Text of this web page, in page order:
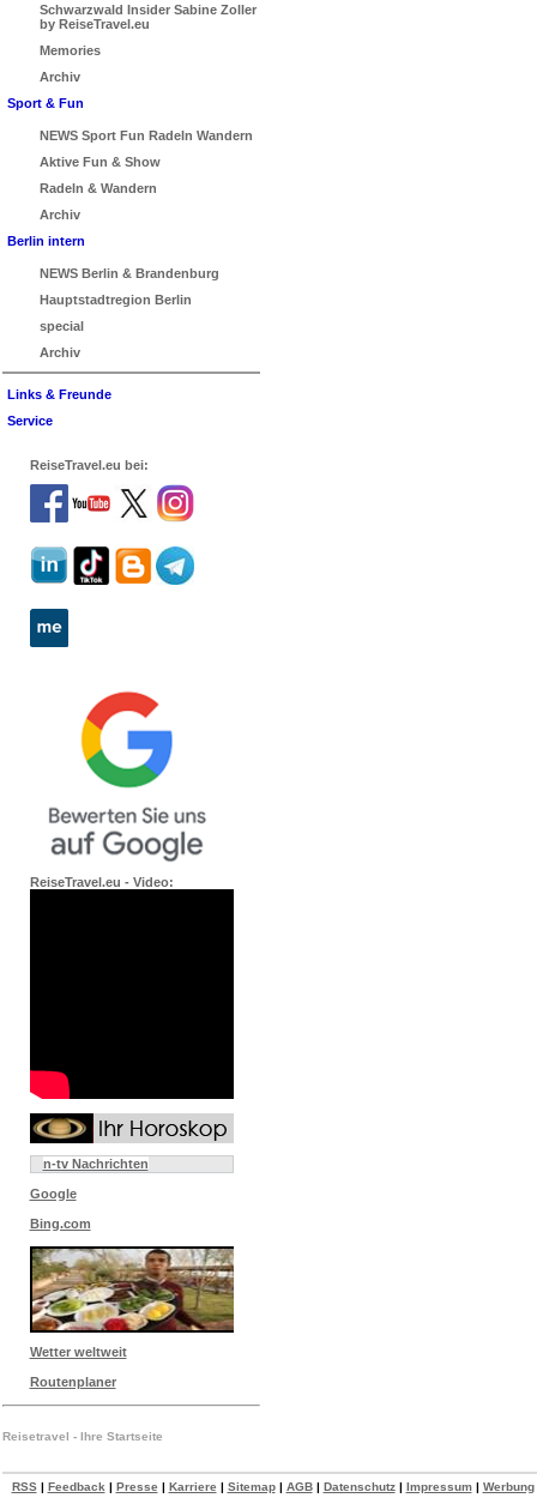
Schwarzwald Insider Sabine Zoller
by ReiseTravel.eu
Memories
Archiv
Sport & Fun
NEWS Sport Fun Radeln Wandern
Aktive Fun & Show
Radeln & Wandern
Archiv
Berlin intern
NEWS Berlin & Brandenburg
Hauptstadtregion Berlin
special
Archiv
Links & Freunde
Service
ReiseTravel.eu bei:
ReiseTravel.eu - Video:
n-tv Nachrichten
Google
Bing.com
Wetter weltweit
Routenplaner
Reisetravel - Ihre Startseite
RSS| Feedback | Presse | Karriere | Sitemap| AGB| Datenschutz| Impressum| Werbung